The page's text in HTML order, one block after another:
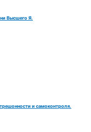
Высшего Я.
и самоконтроля.